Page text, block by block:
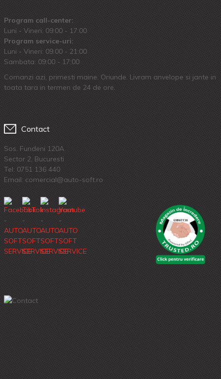
Program call-center:
Luni - Vineri: 09:00 - 17:00
Program service-uri:
Luni - Vineri: 09.00 - 21:00
Sambata: 09:00 - 17:00
Comanzi azi, primesti maine. Oriunde. Livram anvelope si jante in
toata tara in termen de 24 de ore.
Contact
Sos. Fundeni 120A
Sector 2, Bucuresti
Tel: 0751 136 440
Email: comercial@auto-soft.ro